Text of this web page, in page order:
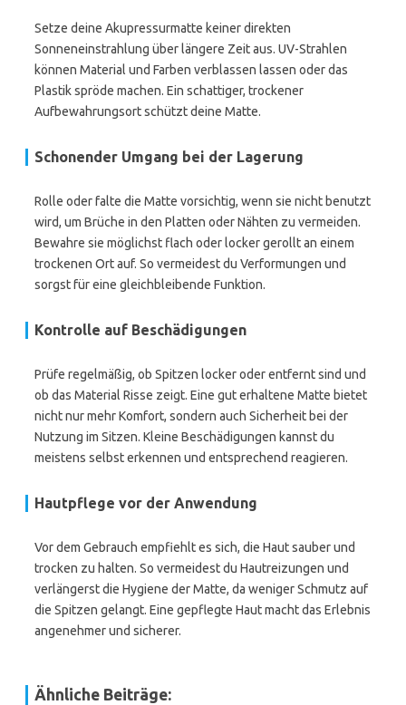
Setze deine Akupressurmatte keiner direkten
Sonneneinstrahlung über längere Zeit aus. UV-Strahlen
können Material und Farben verblassen lassen oder das
Plastik spröde machen. Ein schattiger, trockener
Aufbewahrungsort schützt deine Matte.
Schonender Umgang bei der Lagerung
Rolle oder falte die Matte vorsichtig, wenn sie nicht benutzt
wird, um Brüche in den Platten oder Nähten zu vermeiden.
Bewahre sie möglichst flach oder locker gerollt an einem
trockenen Ort auf. So vermeidest du Verformungen und
sorgst für eine gleichbleibende Funktion.
Kontrolle auf Beschädigungen
Prüfe regelmäßig, ob Spitzen locker oder entfernt sind und
ob das Material Risse zeigt. Eine gut erhaltene Matte bietet
nicht nur mehr Komfort, sondern auch Sicherheit bei der
Nutzung im Sitzen. Kleine Beschädigungen kannst du
meistens selbst erkennen und entsprechend reagieren.
Hautpflege vor der Anwendung
Vor dem Gebrauch empfiehlt es sich, die Haut sauber und
trocken zu halten. So vermeidest du Hautreizungen und
verlängerst die Hygiene der Matte, da weniger Schmutz auf
die Spitzen gelangt. Eine gepflegte Haut macht das Erlebnis
angenehmer und sicherer.
Ähnliche Beiträge: